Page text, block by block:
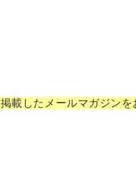
載したメールマガジン